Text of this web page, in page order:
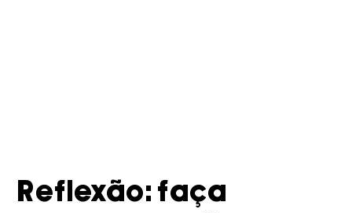
Reflexão: faça